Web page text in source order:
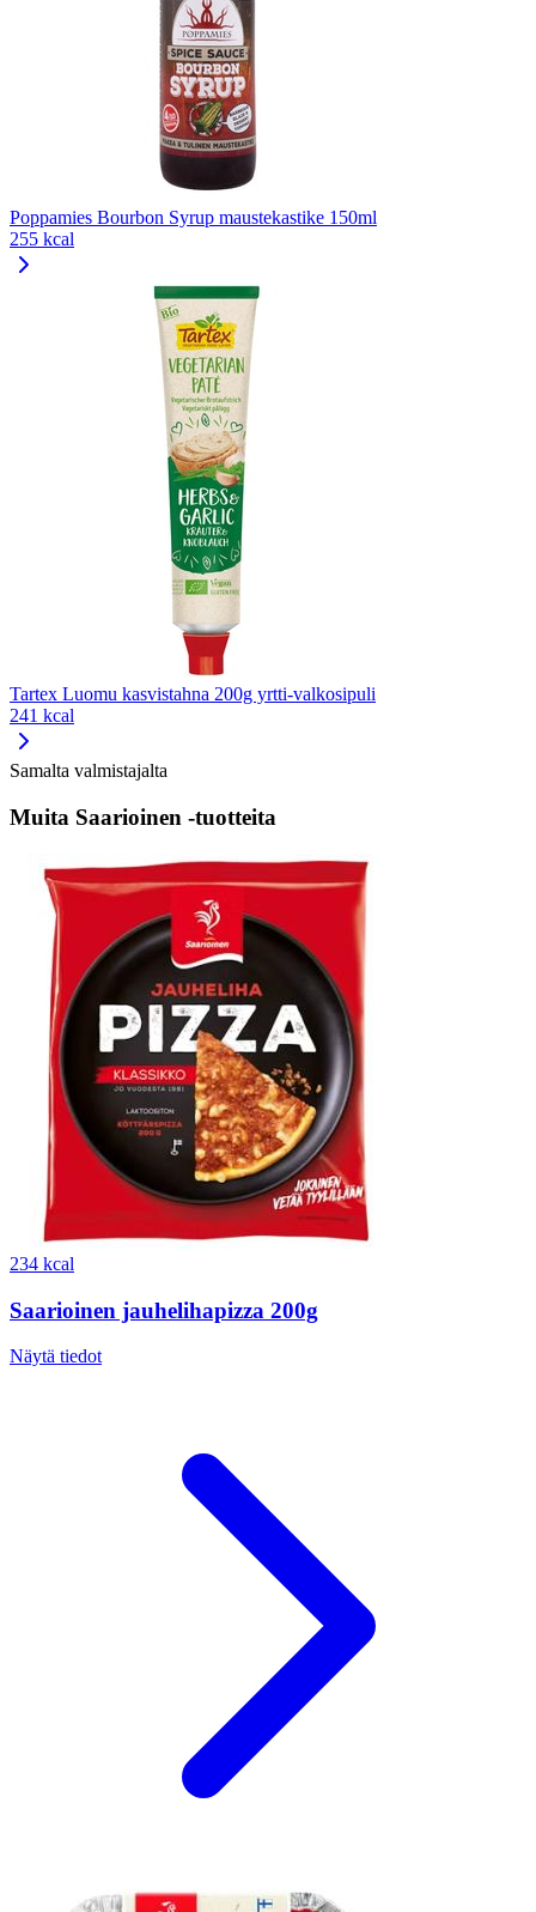
Poppamies Bourbon Syrup maustekastike 150ml
255 kcal
Tartex Luomu kasvistahna 200g yrtti-valkosipuli
241 kcal
Samalta valmistajalta
Muita Saarioinen -tuotteita
234 kcal
Saarioinen jauhelihapizza 200g
Näytä tiedot